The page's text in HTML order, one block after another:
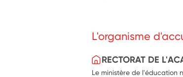
L'organisme
RECTORAT DE
Le ministère de l'éducation